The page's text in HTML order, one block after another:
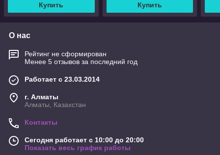
Купить Купить
О нас
Рейтинг не сформирован
Менее 5 отзывов за последний год
Работает с 23.03.2014
г. Алматы
Алматы, Казахстан
Контакты
Сегодня работает с 10:00 до 20:00
Показать весь график работы